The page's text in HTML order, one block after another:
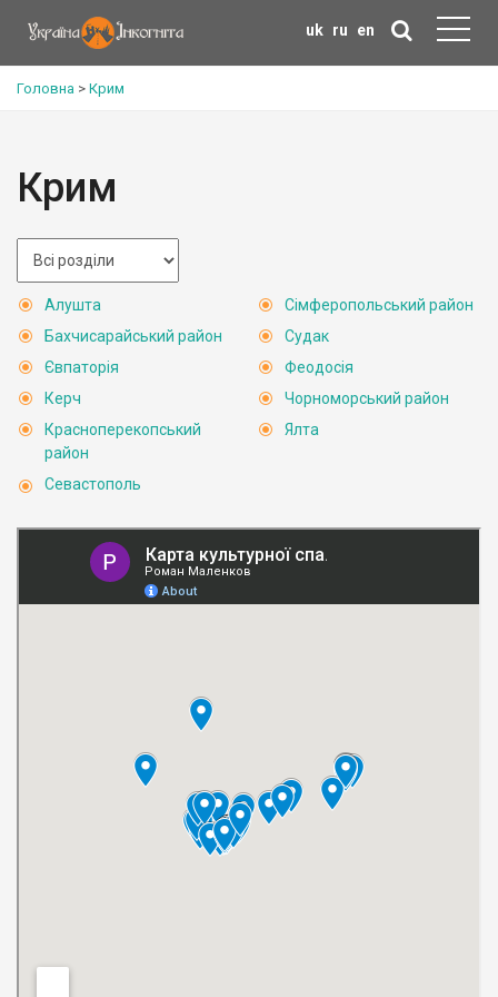
uk ru en
Головна > Крим
Крим
Алушта
Бахчисарайський район
Євпаторія
Керч
Красноперекопський
район
Севастополь
Сімферопольський район
Судак
Феодосія
Чорноморський район
Ялта